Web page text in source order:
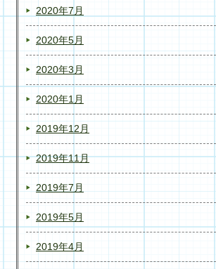
2020年7月
2020年5月
2020年3月
2020年1月
2019年12月
2019年11月
2019年7月
2019年5月
2019年4月